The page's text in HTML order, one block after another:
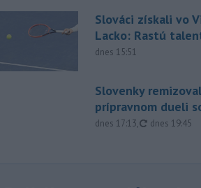
Slováci získali vo
Lacko: Rastú
dnes 15:51
Slovenky
prípravnom dueli
dnes 17:13, aktualizované
dnes 19:45